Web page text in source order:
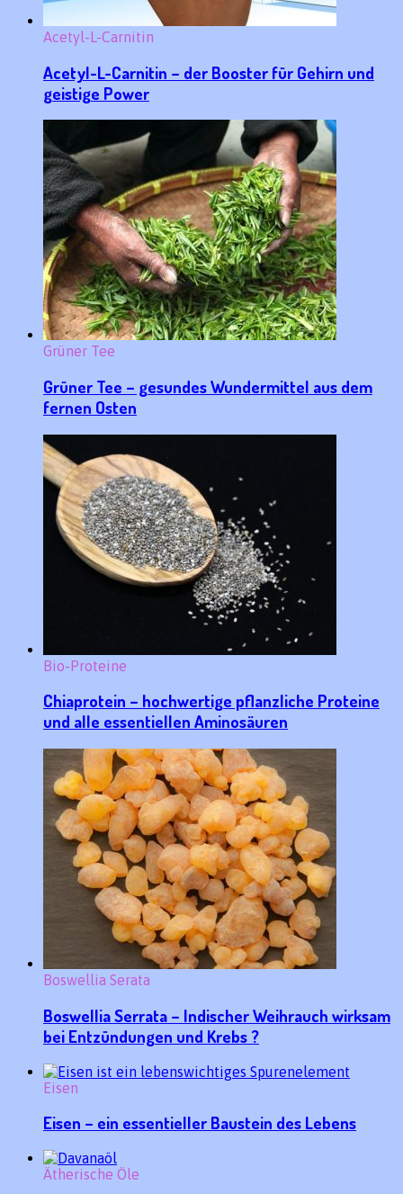
Acetyl-L-Carnitin
Acetyl-L-Carnitin – der Booster für Gehirn und
geistige Power
Grüner Tee
Grüner Tee – gesundes Wundermittel aus dem
fernen Osten
Bio-Proteine
Chiaprotein – hochwertige pflanzliche Proteine
und alle essentiellen Aminosäuren
Boswellia Serata
Boswellia Serrata – Indischer Weihrauch wirksam
bei Entzündungen und Krebs ?
Eisen
Eisen – ein essentieller Baustein des Lebens
Ätherische Öle